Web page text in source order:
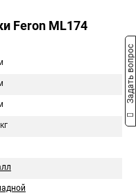
Feron ML174
Задать вопрос